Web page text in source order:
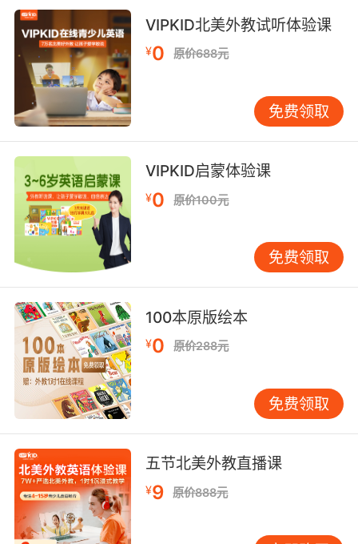
VIPKID北美外教试听体验课
¥0 原价688元
免费领取
VIPKID启蒙体验课
¥0 原价100元
免费领取
100本原版绘本
¥0 原价288元
免费领取
五节北美外教直播课
¥9 原价888元